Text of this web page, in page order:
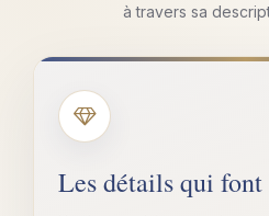
à travers sa
Les détails qui